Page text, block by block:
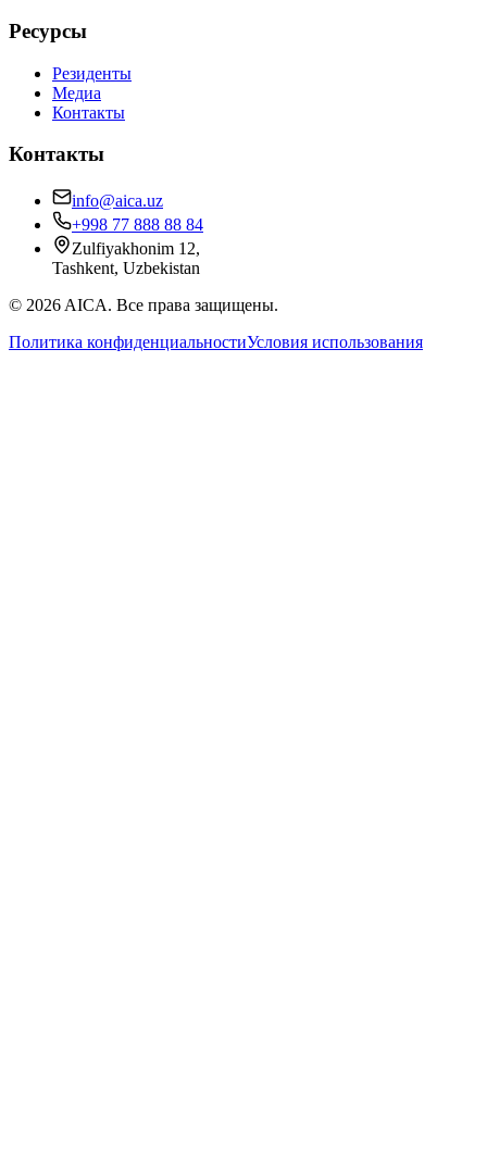
Ресурсы
Резиденты
Медиа
Контакты
Контакты
info@aica.uz
+998 77 888 88 84
Zulfiyakhonim 12,
Tashkent, Uzbekistan
© 2026 AICA. Все права защищены.
Политика конфиденциальностиУсловия использования